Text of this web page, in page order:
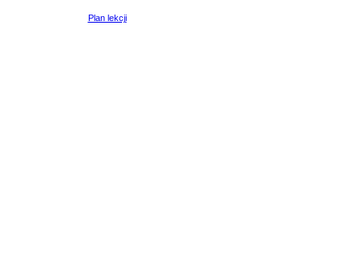
Plan lekcji